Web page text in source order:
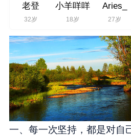
老登
32岁
小羊咩咩
18岁
Aries_
27岁
一、每一次坚持，都是对自